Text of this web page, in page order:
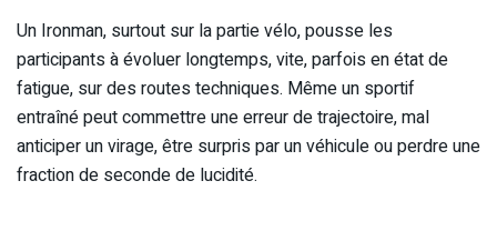
Un Ironman, surtout sur la partie vélo, pousse les
participants à évoluer longtemps, vite, parfois en état de
fatigue, sur des routes techniques. Même un sportif
entraîné peut commettre une erreur de trajectoire, mal
anticiper un virage, être surpris par un véhicule ou perdre une
fraction de seconde de lucidité.